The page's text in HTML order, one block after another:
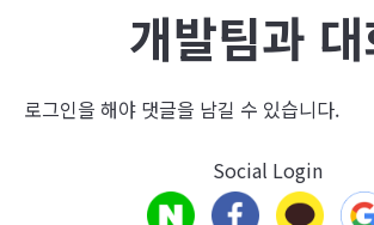
개발팀과
로그인을 해야 댓글을 남길 수 있습니다.
Social Login